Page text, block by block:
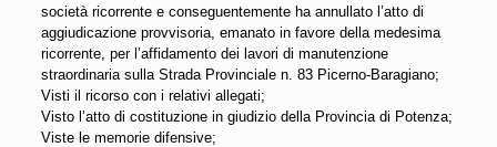
società ricorrente e conseguentemente ha annullato l’atto di
aggiudicazione provvisoria, emanato in favore della medesima
ricorrente, per l’affidamento dei lavori di manutenzione
straordinaria sulla Strada Provinciale n. 83 Picerno-Baragiano;
Visti il ricorso con i relativi allegati;
Visto l’atto di costituzione in giudizio della Provincia di Potenza;
Viste le memorie difensive;